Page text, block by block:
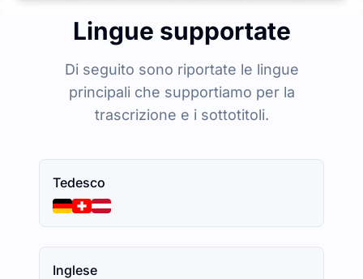
Lingue supportate
Di seguito sono riportate le lingue
principali che supportiamo per la
trascrizione e i sottotitoli.
Tedesco
Inglese